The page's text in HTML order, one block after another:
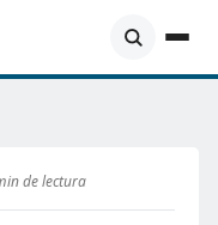
de lectura